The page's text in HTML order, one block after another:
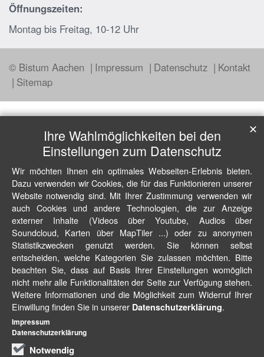
Öffnungszeiten:
Montag bis Freitag, 10-12 Uhr
© Bistum Aachen Impressum Datenschutz
Kontakt
Sitemap
Ihre Wahlmöglichkeiten bei den
Einstellungen zum Datenschutz
Wir möchten Ihnen ein optimales Webseiten-Erlebnis bieten.
Dazu verwenden wir Cookies, die für das Funktionieren unserer
Website notwendig sind. Mit Ihrer Zustimmung verwenden wir
auch Cookies und andere Technologien, die zur Anzeige
externer Inhalte (Videos über Youtube, Audios über
Soundcloud, Karten über MapTiler ...) oder zu anonymen
Statistikzwecken genutzt werden. Sie können selbst
entscheiden, welche Kategorien Sie zulassen möchten. Bitte
beachten Sie, dass auf Basis Ihrer Einstellungen womöglich
nicht mehr alle Funktionalitäten der Seite zur Verfügung stehen.
Weitere Informationen und die Möglichkeit zum Widerruf Ihrer
Einwillung finden Sie in unserer Datenschutzerklärung.
Notwendig
✕
Impressum
Datenschutzerklärung